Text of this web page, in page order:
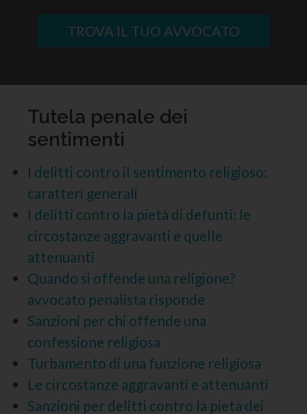
TROVA IL TUO AVVOCATO
Tutela penale dei
sentimenti
I delitti contro il sentimento religioso:
caratteri generali
I delitti contro la pietà di defunti: le
circostanze aggravanti e quelle
attenuanti
Quando si offende una religione?
avvocato penalista risponde
Sanzioni per chi offende una
confessione religiosa
Turbamento di una funzione religiosa
Le circostanze aggravanti e attenuanti
Sanzioni per delitti contro la pietà dei